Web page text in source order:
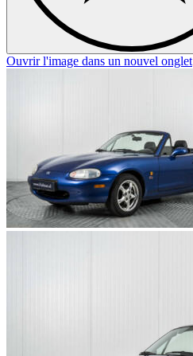
Ouvrir l'image dans un nouvel onglet